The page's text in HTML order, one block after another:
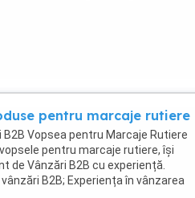
pentru marcaje rutiere
Vopsea pentru Marcaje Rutiere
pentru marcaje rutiere, își
de Vânzări B2B cu experiență.
B2B; Experiența în vânzarea